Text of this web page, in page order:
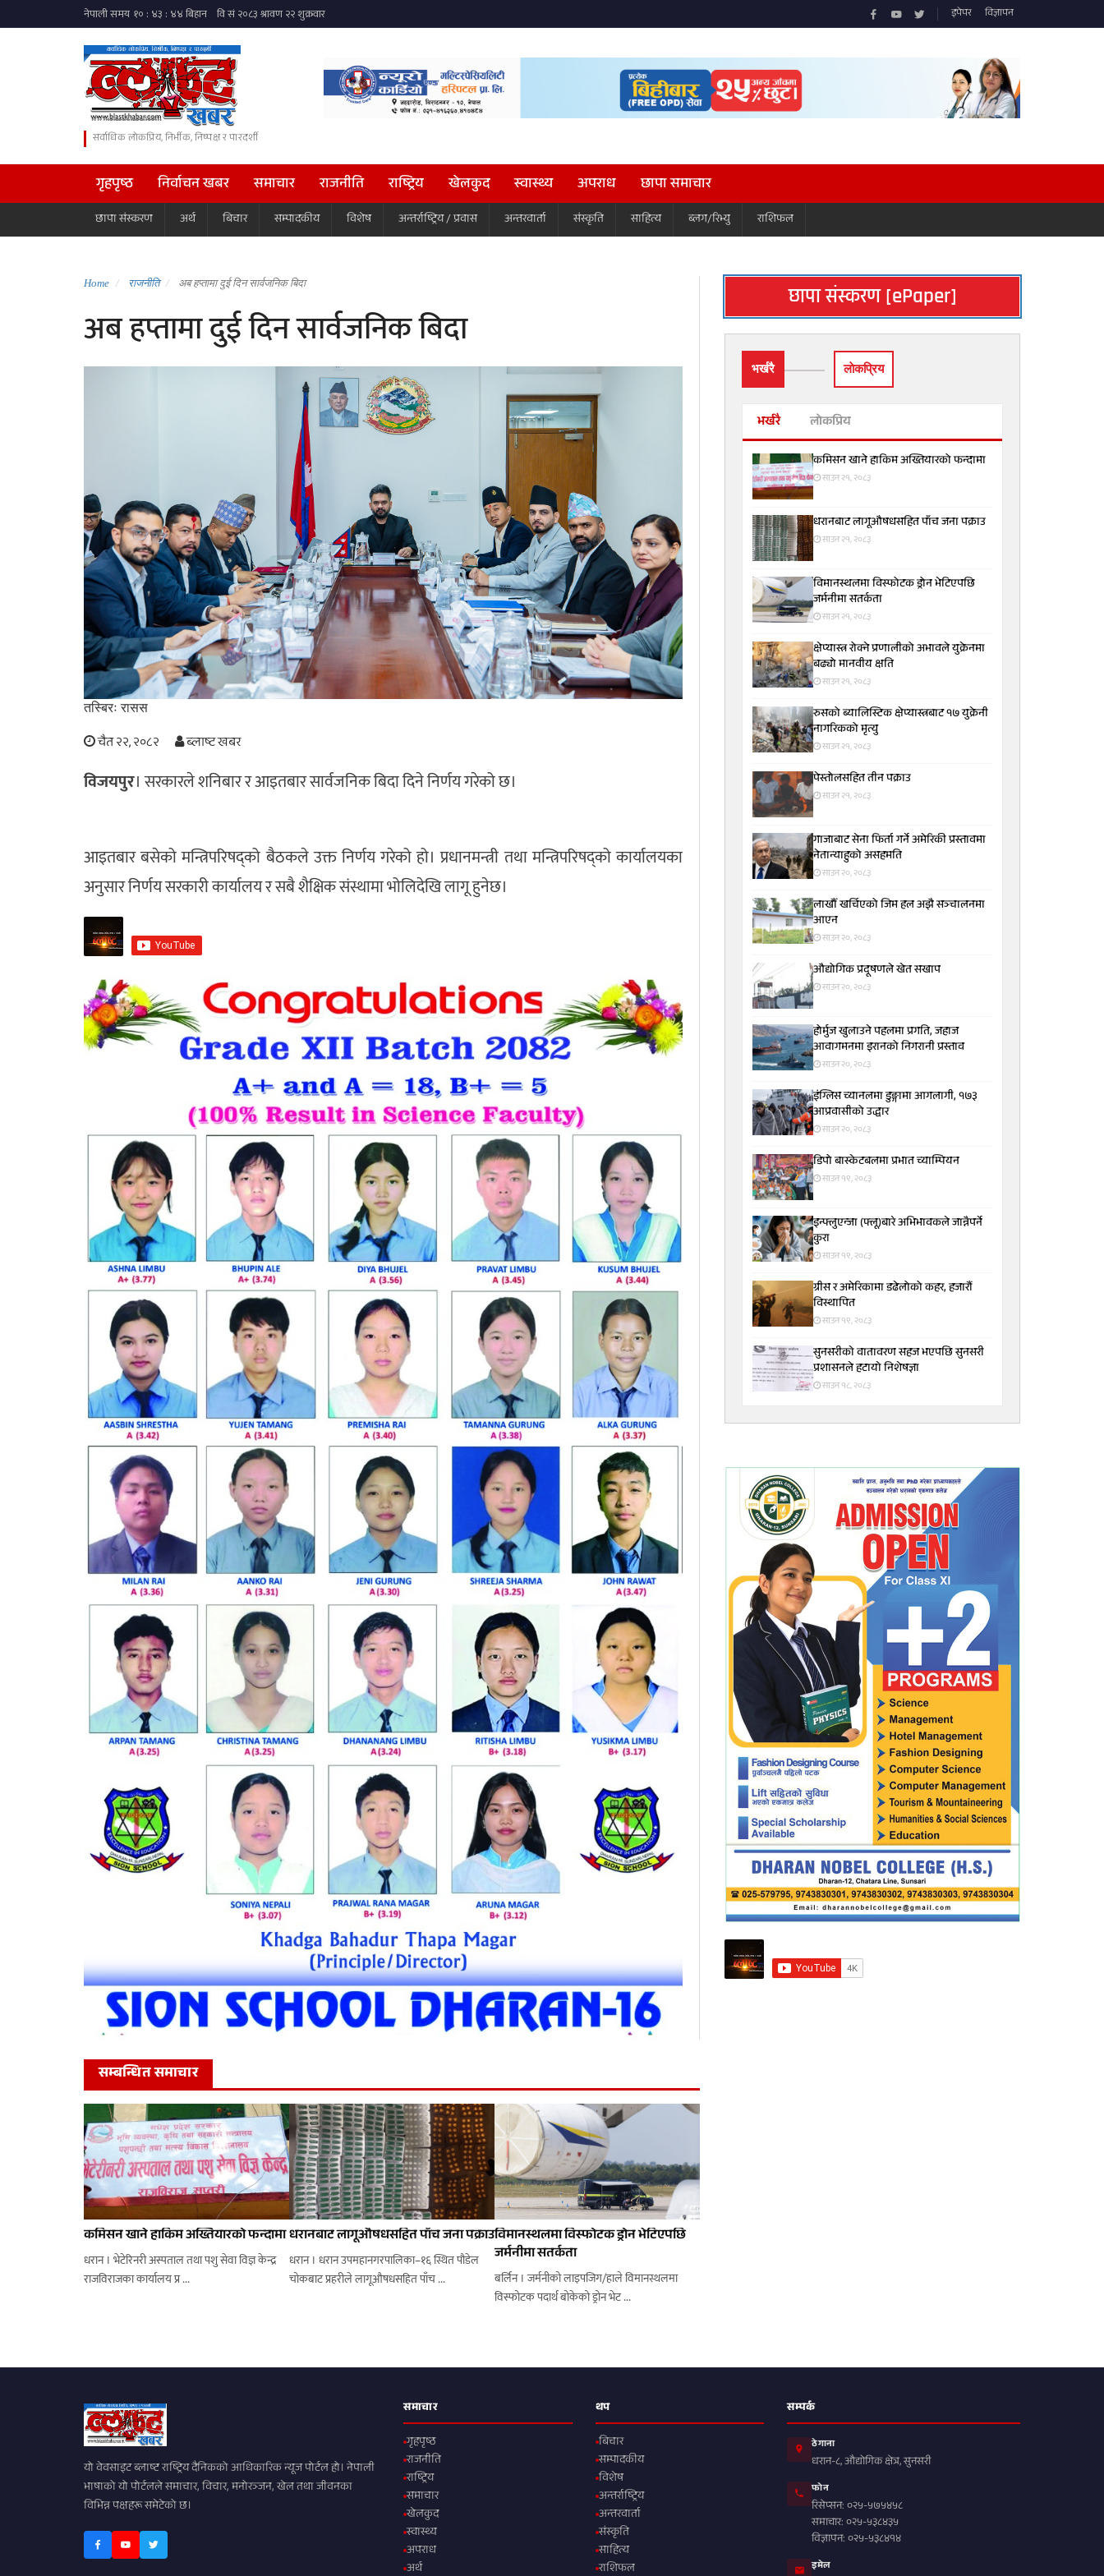
इपेपर विज्ञापन
सर्वाधिक लोकप्रिय, निर्भीक, निष्पक्ष र पारदर्शी
गृहपृष्ठ निर्वाचन खबर समाचार राजनीति राष्ट्रिय खेलकुद स्वास्थ्य अपराध छापा समाचार
छापा संस्करण अर्थ बिचार सम्पादकीय विशेष अन्तर्राष्ट्रिय / प्रवास अन्तरवार्ता संस्कृति साहित्य ब्लग/रिभ्यु राशिफल
Home राजनीति अब हप्तामा दुई दिन सार्वजनिक बिदा
अब हप्तामा दुई दिन सार्वजनिक बिदा
तस्बिरः रासस
चैत २२, २०८२ ब्लाष्ट खबर
विजयपुर। सरकारले शनिबार र आइतबार सार्वजनिक बिदा दिने निर्णय गरेको छ।
आइतबार बसेको मन्त्रिपरिषद्को बैठकले उक्त निर्णय गरेको हो। प्रधानमन्त्री तथा मन्त्रिपरिषद्को कार्यालयका
अनुसार निर्णय सरकारी कार्यालय र सबै शैक्षिक संस्थामा भोलिदेखि लागू हुनेछ।
सम्बन्धित समाचार
कमिसन खाने हाकिम अख्तियारको फन्दामा
धरान । भेटेरिनरी अस्पताल तथा पशु सेवा विज्ञ केन्द्र
राजविराजका कार्यालय प्र ...
धरानबाट लागूऔषधसहित पाँच जना पक्राउ
धरान । धरान उपमहानगरपालिका–१६ स्थित पौडेल
चोकबाट प्रहरीले लागूऔषधसहित पाँच ...
विमानस्थलमा विस्फोटक ड्रोन भेटिएपछि
जर्मनीमा सतर्कता
बर्लिन । जर्मनीको लाइपजिग/हाले विमानस्थलमा
विस्फोटक पदार्थ बोकेको ड्रोन भेट ...
छापा संस्करण [ePaper]
भर्खरै लाेकप्रिय
भर्खरै लोकप्रिय
कमिसन खाने हाकिम अख्तियारको फन्दामा
साउन २१, २०८३
धरानबाट लागूऔषधसहित पाँच जना पक्राउ
साउन २१, २०८३
विमानस्थलमा विस्फोटक ड्रोन भेटिएपछि
जर्मनीमा सतर्कता
साउन २१, २०८३
क्षेप्यास्त्र रोक्ने प्रणालीको अभावले युक्रेनमा
बढ्यो मानवीय क्षति
साउन २१, २०८३
रुसको ब्यालिस्टिक क्षेप्यास्त्रबाट १७ युक्रेनी
नागरिकको मृत्यु
साउन २१, २०८३
पेस्तोलसहित तीन पक्राउ
साउन २१, २०८३
गाजाबाट सेना फिर्ता गर्ने अमेरिकी प्रस्तावमा
नेतान्याहुको असहमति
साउन २०, २०८३
लाखौँ खर्चिएको जिम हल अझै सञ्चालनमा
आएन
साउन २०, २०८३
औद्योगिक प्रदूषणले खेत सखाप
साउन २०, २०८३
होर्मुज खुलाउने पहलमा प्रगति, जहाज
आवागमनमा इरानको निगरानी प्रस्ताव
साउन २०, २०८३
इंग्लिस च्यानलमा डुङ्गामा आगलागी, १७३
आप्रवासीको उद्धार
साउन २०, २०८३
डिपो बास्केटबलमा प्रभात च्याम्पियन
साउन १९, २०८३
इन्फ्लुएन्जा (फ्लू)बारे अभिभावकले जान्नैपर्ने
कुरा
साउन १९, २०८३
ग्रीस र अमेरिकामा डढेलोको कहर, हजारौं
विस्थापित
साउन १९, २०८३
सुनसरीकाे वातावरण सहज भएपछि सुनसरी
प्रशासनले हटायाे निशेषज्ञा
साउन १८, २०८३
यो वेवसाइट ब्लाष्ट राष्ट्रिय दैनिकको आधिकारिक न्यूज पोर्टल हो। नेपाली
भाषाको यो पोर्टलले समाचार, विचार, मनोरञ्जन, खेल तथा जीवनका
विभिन्न पक्षहरू समेटेको छ।
समाचार
गृहपृष्ठ
राजनीति
राष्ट्रिय
समाचार
खेलकुद
स्वास्थ्य
अपराध
अर्थ
थप
बिचार
सम्पादकीय
विशेष
अन्तर्राष्ट्रिय
अन्तरवार्ता
संस्कृति
साहित्य
राशिफल
सम्पर्क
ठेगाना
धरान-८, औद्योगिक क्षेत्र, सुनसरी
फोन
रिसेप्सन: ०२५-५७५४५८
समाचार: ०२५-५३८४३५
विज्ञापन: ०२५-५३८४१४
इमेल